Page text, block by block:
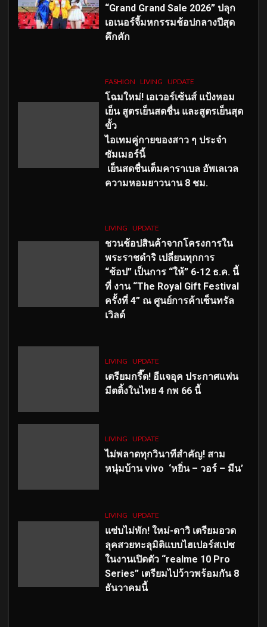
“Grand Grand Sale 2026” ปลุก
เอเนอร์จี้มหกรรมช้อปกลางปีสุด
คึกคัก
FASHION LIVING UPDATE
โฉมใหม่! เอเวอร์เซ้นส์ แป้งหอม
เย็น สูตรเย็นสดชื่น และสูตรเย็นสุด
ขั้ว
ไอเทมคู่กายของสาว ๆ ประจำ
ซัมเมอร์นี้
เย็นสดชื่นเต็มคาราเบล อัพเลเวล
ความหอมยาวนาน 8 ชม.
LIVING UPDATE
ชวนช้อปสินค้าจากโครงการใน
พระราชดำริ เปลี่ยนทุกการ
“ช้อป” เป็นการ “ให้” 6-12 ธ.ค. นี้
ที่ งาน “The Royal Gift Festival
ครั้งที่ 4” ณ ศูนย์การค้าเซ็นทรัล
เวิลด์
LIVING UPDATE
เตรียมกรี๊ด! อีแจอุค ประกาศแฟน
มีตติ้งในไทย 4 กพ 66 นี้
LIVING UPDATE
ไม่พลาดทุกวินาทีสำคัญ! สาม
หนุ่มบ้าน vivo ‘หยิ่น – วอร์ – มีน’
LIVING UPDATE
แซ่บไม่พัก! ใหม่-ดาวิ เตรียมอวด
ลุคสวยทะลุมิติแบบไฮเปอร์สเปซ
ในงานเปิดตัว “realme 10 Pro
Series” เตรียมไปว้าวพร้อมกัน 8
ธันวาคมนี้